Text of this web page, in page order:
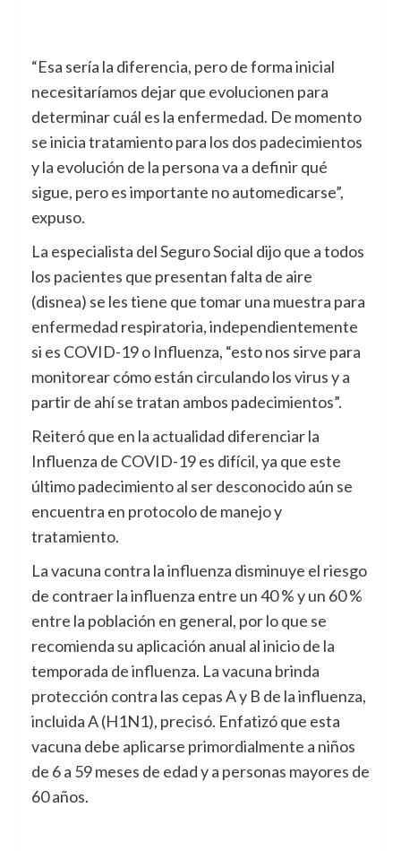
“Esa sería la diferencia, pero de forma inicial
necesitaríamos dejar que evolucionen para
determinar cuál es la enfermedad. De momento
se inicia tratamiento para los dos padecimientos
y la evolución de la persona va a definir qué
sigue, pero es importante no automedicarse”,
expuso.
La especialista del Seguro Social dijo que a todos
los pacientes que presentan falta de aire
(disnea) se les tiene que tomar una muestra para
enfermedad respiratoria, independientemente
si es COVID-19 o Influenza, “esto nos sirve para
monitorear cómo están circulando los virus y a
partir de ahí se tratan ambos padecimientos”.
Reiteró que en la actualidad diferenciar la
Influenza de COVID-19 es difícil, ya que este
último padecimiento al ser desconocido aún se
encuentra en protocolo de manejo y
tratamiento.
La vacuna contra la influenza disminuye el riesgo
de contraer la influenza entre un 40 % y un 60 %
entre la población en general, por lo que se
recomienda su aplicación anual al inicio de la
temporada de influenza. La vacuna brinda
protección contra las cepas A y B de la influenza,
incluida A (H1N1), precisó. Enfatizó que esta
vacuna debe aplicarse primordialmente a niños
de 6 a 59 meses de edad y a personas mayores de
60 años.